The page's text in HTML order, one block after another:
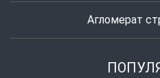
Агломерат